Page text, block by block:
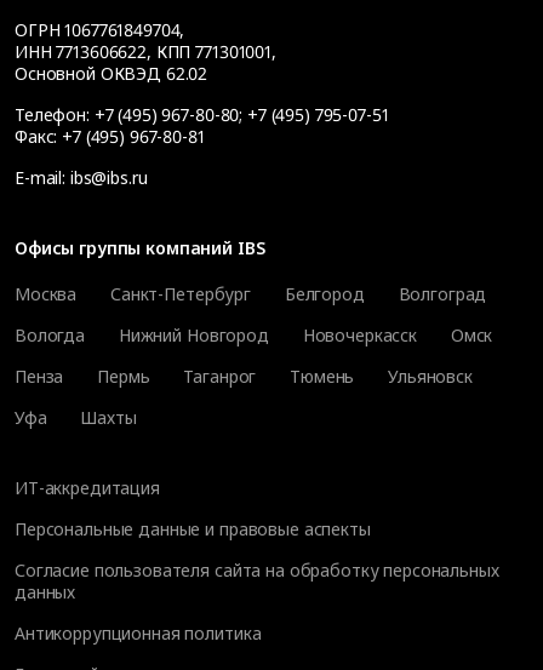
ОГРН 1067761849704,
ИНН 7713606622, КПП 771301001,
Основной ОКВЭД 62.02
Телефон: +7 (495) 967-80-80; +7 (495) 795-07-51
Факс: +7 (495) 967-80-81
E-mail: ibs@ibs.ru
Офисы группы компаний IBS
Москва
Санкт-Петербург Белгород
Волгоград
Вологда
Нижний Новгород Новочеркасск
Омск
Пенза
Пермь Таганрог Тюмень
Ульяновск
Уфа
Шахты
ИТ-аккредитация
Персональные данные и правовые аспекты
Согласие пользователя сайта на обработку персональных
данных
Антикоррупционная политика